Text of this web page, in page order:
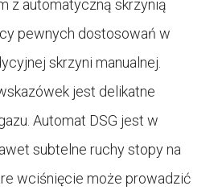
z automatyczną skrzynią
pewnych dostosowań w
skrzyni manualnej.
jest delikatne
Automat DSG jest w
subtelne ruchy stopy na
wciśnięcie może prowadzić